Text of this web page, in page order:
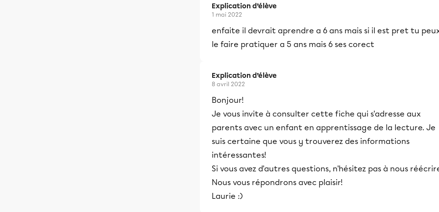
Explication d’élève
1 mai 2022
enfaite il devrait aprendre a 6 ans mais si il est pret tu
le faire pratiquer a 5 ans mais 6 ses corect
Explication d’élève
8 avril 2022
Bonjour!
Je vous invite à consulter cette fiche qui s'adresse aux
parents avec un enfant en apprentissage de la lecture. Je
suis certaine que vous y trouverez des informations
intéressantes!
Si vous avez d'autres questions, n'hésitez pas à nous
Nous vous répondrons avec plaisir!
Laurie :)